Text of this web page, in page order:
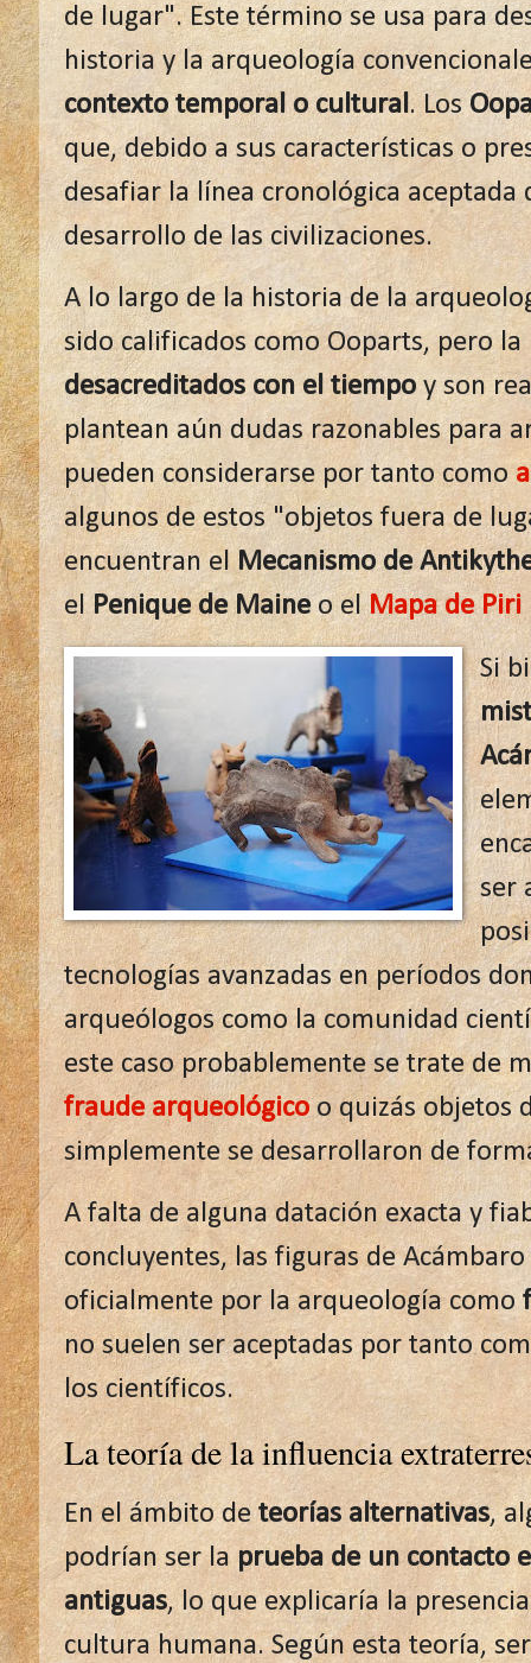
de lugar". Este término se usa para
historia y la arqueología
contexto temporal o cultural. Los
que, debido a sus características o
desafiar la línea cronológica
desarrollo de las civilizaciones.
A lo largo de la historia de la
sido calificados como Ooparts, pero
desacreditados con el tiempoy son
plantean aún dudas razonables para
pueden considerarse por tanto como
algunos de estos "objetos fuera de
encuentran elMecanismo de
elPenique de Maineo elMapa de Piri
Si
ser
tecnologías avanzadas en períodos
arqueólogos como la comunidad
este caso probablemente se trate de
fraude arqueológicoo quizás objetos
simplemente se desarrollaron de
A falta de alguna datación exacta y
concluyentes, las figuras de
oficialmente por la arqueología como
no suelen ser aceptadas por tanto
los científicos.
La teoría de la influencia
En el ámbito deteorías alternativas,
podrían ser laprueba de un contacto
antiguas, lo que explicaría la
cultura humana. Según esta teoría,